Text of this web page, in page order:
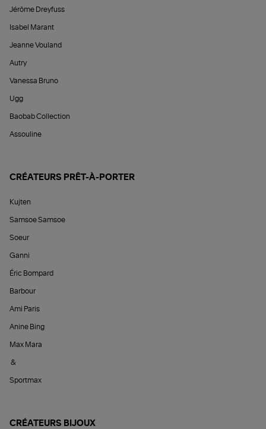
Jérôme Dreyfuss
Isabel Marant
Jeanne Vouland
Autry
Vanessa Bruno
Ugg
Baobab Collection
Assouline
CRÉATEURS PRÊT-À-PORTER
Kujten
Samsoe Samsoe
Soeur
Ganni
Éric Bompard
Barbour
Ami Paris
Anine Bing
Max Mara
&
Sportmax
CRÉATEURS BIJOUX